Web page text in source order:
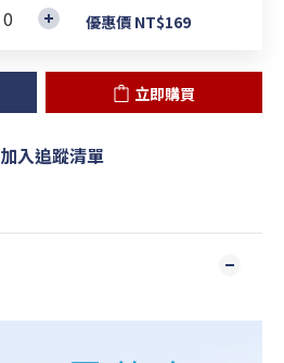
優惠價 NT$169
立即購買
加入追蹤清單